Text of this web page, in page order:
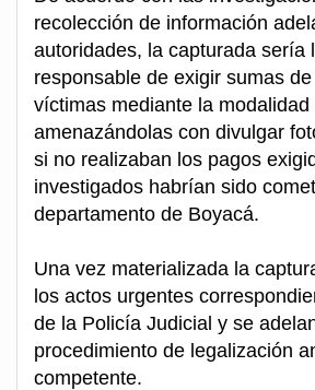
recolección de información
autoridades, la capturada sería
responsable de exigir sumas
víctimas mediante la modalidad
amenazándolas con divulgar
si no realizaban los pagos
investigados habrían sido
departamento de Boyacá.
Una vez materializada la
los actos urgentes
de la Policía Judicial y se
procedimiento de legalización
competente.